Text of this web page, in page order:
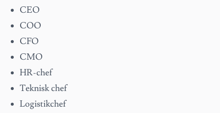
CEO
COO
CFO
CMO
HR-chef
Teknisk chef
Logistikchef